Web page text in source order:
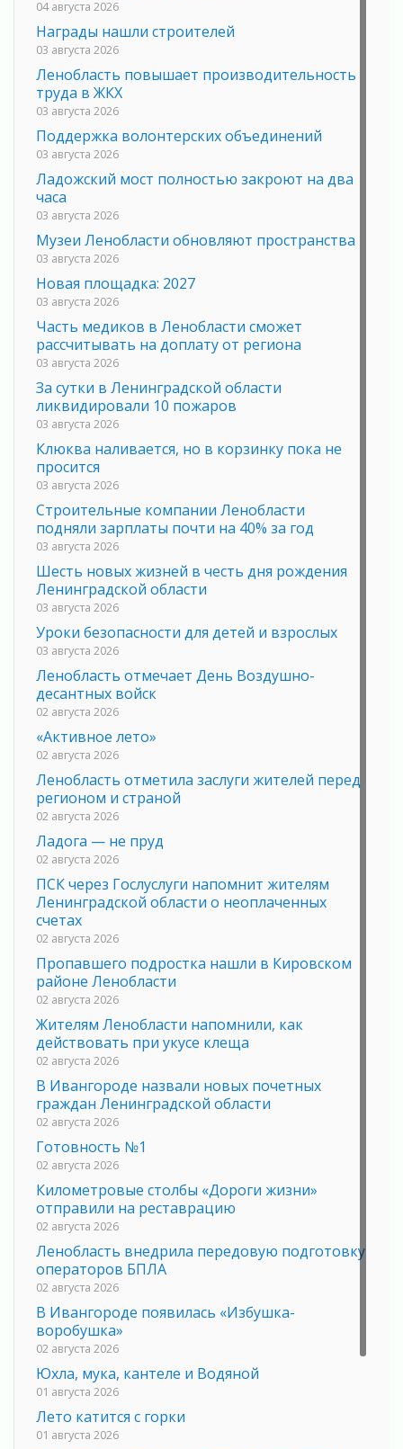
04 августа 2026
Награды нашли строителей
03 августа 2026
Ленобласть повышает производительность
труда в ЖКХ
03 августа 2026
Поддержка волонтерских объединений
03 августа 2026
Ладожский мост полностью закроют на два
часа
03 августа 2026
Музеи Ленобласти обновляют пространства
03 августа 2026
Новая площадка: 2027
03 августа 2026
Часть медиков в Ленобласти сможет
рассчитывать на доплату от региона
03 августа 2026
За сутки в Ленинградской области
ликвидировали 10 пожаров
03 августа 2026
Клюква наливается, но в корзинку пока не
просится
03 августа 2026
Строительные компании Ленобласти
подняли зарплаты почти на 40% за год
03 августа 2026
Шесть новых жизней в честь дня рождения
Ленинградской области
03 августа 2026
Уроки безопасности для детей и взрослых
03 августа 2026
Ленобласть отмечает День Воздушно-
десантных войск
02 августа 2026
«Активное лето»
02 августа 2026
Ленобласть отметила заслуги жителей перед
регионом и страной
02 августа 2026
Ладога — не пруд
02 августа 2026
ПСК через Гослуслуги напомнит жителям
Ленинградской области о неоплаченных
счетах
02 августа 2026
Пропавшего подростка нашли в Кировском
районе Ленобласти
02 августа 2026
Жителям Ленобласти напомнили, как
действовать при укусе клеща
02 августа 2026
В Ивангороде назвали новых почетных
граждан Ленинградской области
02 августа 2026
Готовность №1
02 августа 2026
Километровые столбы «Дороги жизни»
отправили на реставрацию
02 августа 2026
Ленобласть внедрила передовую подготовку
операторов БПЛА
02 августа 2026
В Ивангороде появилась «Избушка-
воробушка»
02 августа 2026
Юхла, мука, кантеле и Водяной
01 августа 2026
Лето катится с горки
01 августа 2026